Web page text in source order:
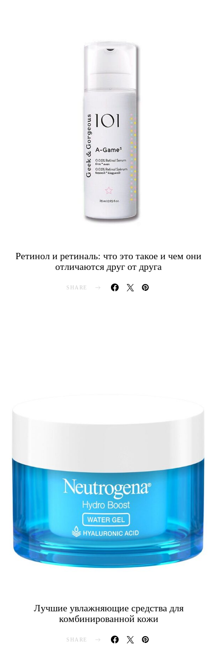
Ретинол и ретиналь: что это такое и чем они
отличаются друг от друга
SHARE
Лучшие увлажняющие средства для
комбинированной кожи
SHARE